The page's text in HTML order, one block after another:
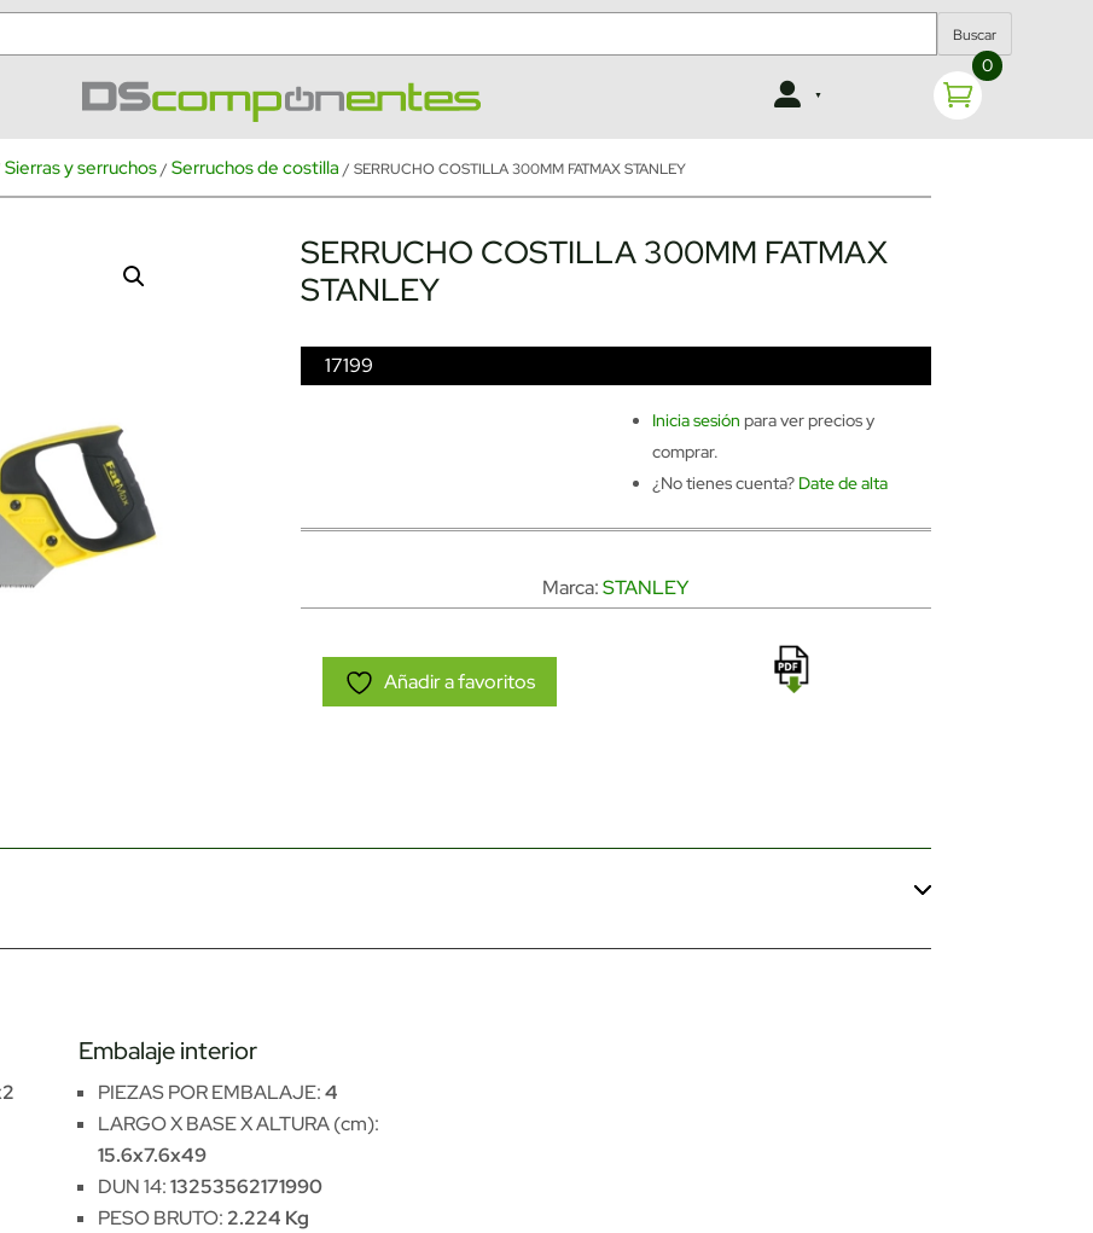
Buscar
0
Sierras y serruchos/Serruchos de costilla / SERRUCHO COSTILLA 300MM FATMAX STANLEY
SERRUCHO COSTILLA 300MM FATMAX
STANLEY
17199
Inicia sesión para ver precios y
comprar.
¿No tienes cuenta? Date de alta
Marca:STANLEY
Añadir a favoritos
Embalaje interior
PIEZAS POR EMBALAJE:4
LARGO X BASE X ALTURA (cm):
15.6x7.6x49
DUN 14:13253562171990
PESO BRUTO: 2.224 Kg